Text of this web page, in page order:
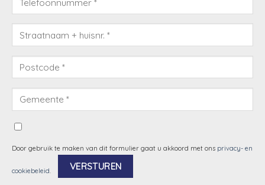
Door gebruik te maken van dit formulier gaat u akkoord met ons privacy- en
cookiebeleid.